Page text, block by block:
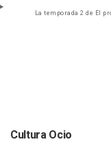
La temporada 2 de El
Cultura Ocio